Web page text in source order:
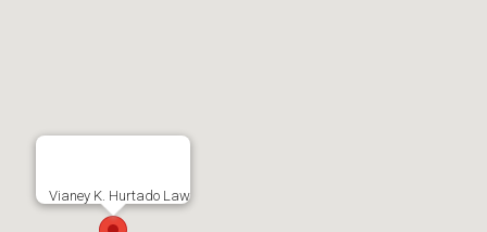
Vianey K. Hurtado Law